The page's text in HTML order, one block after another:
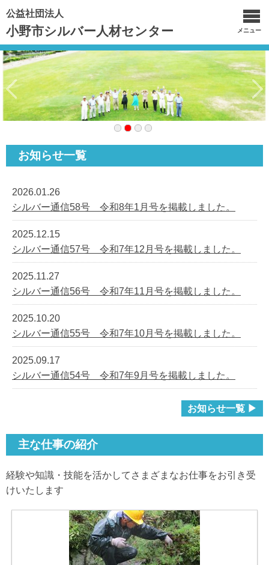
公益社団法人
小野市シルバー人材センター メニュー
お知らせ一覧
2026.01.26
シルバー通信58号 令和8年1月号を掲載しました。
2025.12.15
シルバー通信57号 令和7年12月号を掲載しました。
2025.11.27
シルバー通信56号 令和7年11月号を掲載しました。
2025.10.20
シルバー通信55号 令和7年10月号を掲載しました。
2025.09.17
シルバー通信54号 令和7年9月号を掲載しました。
お知らせ一覧 ▶
主な仕事の紹介
経験や知識・技能を活かしてさまざまなお仕事をお引き受
けいたします